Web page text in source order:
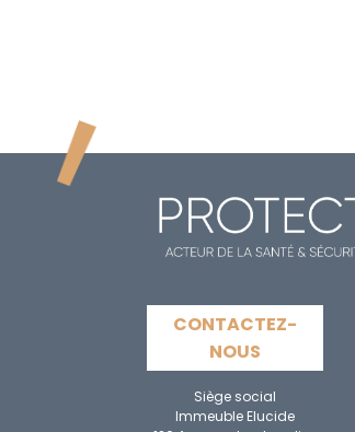
CONTACTEZ-
NOUS
Siège social
Immeuble Elucide